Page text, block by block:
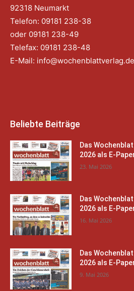
92318 Neumarkt
Telefon: 09181 238-38
oder 09181 238-49
Telefax: 09181 238-48
E-Mail: info@wochenblattverlag.de
Beliebte Beiträge
Das
2026 als E-
23. Mai 2026
Das
2026 als E-
16. Mai 2026
Das
2026 als E-
9. Mai 2026